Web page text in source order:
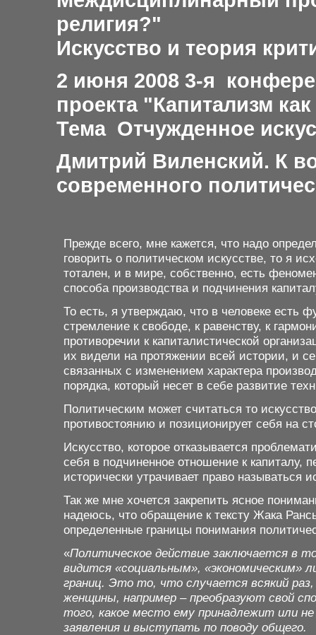
религия?"
Искусство и теория
2 июня 2008 3-я
проекта "Капитализм
Тема Отчужденное
Дмитрий Виленский. К
современного
Прежде всего, мне кажется, что надо
говорить о политическом искусстве, то я
тотален, и в мире, собственно, есть
способа производства и подчинения
То есть, я утверждаю, что в человеке есть
стремление к свободе, к равенству, к
противоречии к капиталистической
их видели на протяжении всей истории, и
связанных с изменением характера
порядка, который несет в себе развитие
Политическим может считаться то
противостоянию и позиционирует себя на
Искусство, которое отказывается
себя в подчиненное отношение к капиталу,
исторически утрачивает право называться
Так же мне хочется закрепить ясное
надеюсь, что обращение к тексту Жака
определенные границы понимания
«Политическое действие заключается в
видится «социальным», «экономическим»
границ. Это то, что случается всякий
женщины, например – преобразуют свой
того, какое место ему принадлежит или
заявления и выступать по поводу общего.